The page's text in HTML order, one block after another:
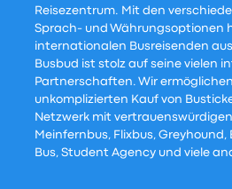
Reisezentrum. Mit den
Sprach- und Währungsoptionen
internationalen Busreisenden
Busbud ist stolz auf seine vielen
Partnerschaften. Wir
unkomplizierten Kauf von
Netzwerk mit
Meinfernbus, Flixbus, Greyhound,
Bus, Student Agency und viele